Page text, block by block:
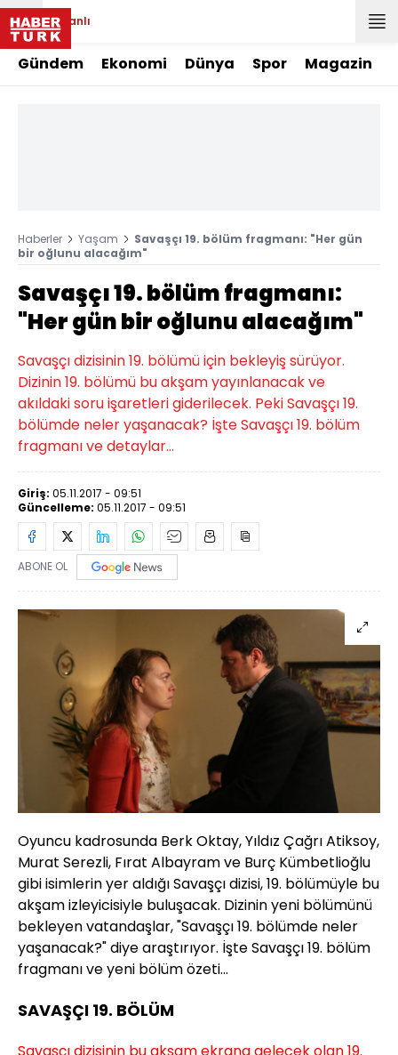
Canlı
Gündem Ekonomi Dünya Spor Magazin
Haberler Yaşam
Savaşçı 19. bölüm fragmanı: "Her gün
bir oğlunu alacağım"
Savaşçı 19. bölüm fragmanı:
"Her gün bir oğlunu alacağım"
Savaşçı dizisinin 19. bölümü için bekleyiş sürüyor.
Dizinin 19. bölümü bu akşam yayınlanacak ve
akıldaki soru işaretleri giderilecek. Peki Savaşçı 19.
bölümde neler yaşanacak? İşte Savaşçı 19. bölüm
fragmanı ve detaylar...
Giriş: 05.11.2017 - 09:51
Güncelleme: 05.11.2017 - 09:51
ABONE OL
Oyuncu kadrosunda Berk Oktay, Yıldız Çağrı Atiksoy,
Murat Serezli, Fırat Albayram ve Burç Kümbetlioğlu
gibi isimlerin yer aldığı Savaşçı dizisi, 19. bölümüyle bu
akşam izleyicisiyle buluşacak. Dizinin yeni bölümünü
bekleyen vatandaşlar, "Savaşçı 19. bölümde neler
yaşanacak?" diye araştırıyor. İşte Savaşçı 19. bölüm
fragmanı ve yeni bölüm özeti...
SAVAŞÇI 19. BÖLÜM